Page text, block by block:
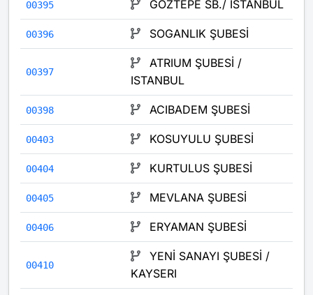
00395 GOZTEPE SB./ ISTANBUL
00396 SOGANLIK ŞUBESİ
00397
ATRIUM ŞUBESİ /
ISTANBUL
00398 ACIBADEM ŞUBESİ
00403 KOSUYULU ŞUBESİ
00404 KURTULUS ŞUBESİ
00405 MEVLANA ŞUBESİ
00406 ERYAMAN ŞUBESİ
00410
YENİ SANAYI ŞUBESİ /
KAYSERI